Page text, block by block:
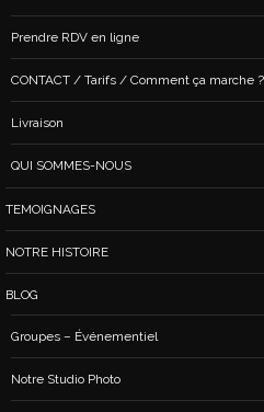
Prendre RDV en ligne
CONTACT / Tarifs / Comment ça marche ?
Livraison
QUI SOMMES-NOUS
TEMOIGNAGES
NOTRE HISTOIRE
BLOG
Groupes – Événementiel
Notre Studio Photo